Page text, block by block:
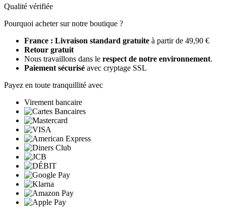
Qualité vérifiée
Pourquoi acheter sur notre boutique ?
France : Livraison standard gratuite à partir de 49,90 €
Retour gratuit
Nous travaillons dans le respect de notre environnement.
Paiement sécurisé avec cryptage SSL
Payez en toute tranquillité avec
Virement bancaire